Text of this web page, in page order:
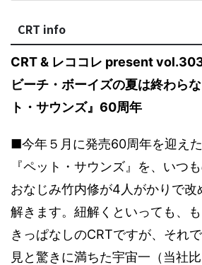
CRT info
CRT & レココレ present
ビーチ・ボーイズの夏は終わら
ト・サウンズ』60周年
■今年５月に発売60周年を迎え
『ペット・サウンズ』を、いつ
おなじみ竹内修が4人がかりで改
解きます。紐解くといっても、
きっぱなしのCRTですが、それ
見と驚きに満ちた宇宙一（当社